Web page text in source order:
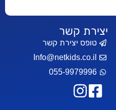
קשר
יצירת קשר
055-